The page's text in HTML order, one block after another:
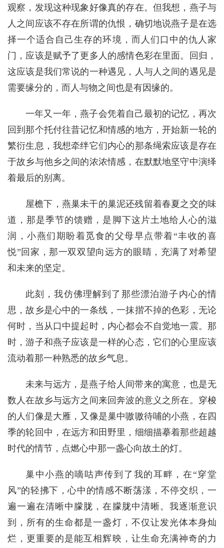
观察，发现这种现象好像真的存在。但我想，燕子与
人之间应该不存在所谓的仇恨，确切地说燕子是在选
择一个适合自己生存的环境，而人们口中的仇人家
门，应该是赋予了更多人的感情色彩在里面。回归，
这应该是我们常说的一种遇见，人与人之间的遇见是
需要缘分的，而人与物之间也是有因缘的。
一年又一年，燕子会凭着自己最初的记忆，再次
回到那个托付往昔记忆和情感的地方，开始新一轮的
繁衍生息，我想牵绊它们内心的那条绳索应该是存在
于故乡与他乡之间的浓浓情感，在默默地坚守中演绎
着最后的别离。
屋檐下，燕巢未干的巢泥还残留着春夏之交的味
道，那是季节的馈赠，是脚下这片土地给人心的滋
润，小燕们期盼着觅食的父母早点带着“丰收的喜
悦”回家，那一双双望向远方的眼睛，充满了对希望
和未来的坚定。
此刻，我仿佛理解到了那些漂泊游子内心的情
思，故乡是心中的一条线，一抹揩不掉的色彩，无论
何时，当从口中提起时，内心都会不自觉地一震。那
时，游子和燕子应该是一样的心态，它们的心里应该
流动着那一种熟悉的故乡气息。
未来与远方，是燕子给人间带来的寓意，也是无
数人在故乡与远方之间来回奔波的意义之所在。穿梭
的人们像是大雁，又像是巢中嗷嗷待哺的小燕，在四
季的轮回中，在远方和田野里，细细描摹着那些超越
时代的情节，点燃心中那一盏心向故土的灯。
巢中小燕的嘀咕声传到了我的耳畔，在“穿堂
风”的轻拂下，心中的情感不断荡漾，不停交织，一
遍一遍在清晰中朦胧，在朦胧中清晰。我逐渐意识
到，所有的生命都是一盏灯，不仅让发光体本身灿
烂，更重要的是能互相辉映，让生命充满神奇的力